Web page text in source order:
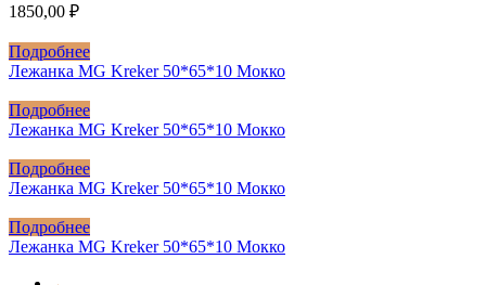
1850,00 ₽
Подробнее
Лежанка MG Kreker 50*65*10 Мокко
Подробнее
Лежанка MG Kreker 50*65*10 Мокко
Подробнее
Лежанка MG Kreker 50*65*10 Мокко
Подробнее
Лежанка MG Kreker 50*65*10 Мокко